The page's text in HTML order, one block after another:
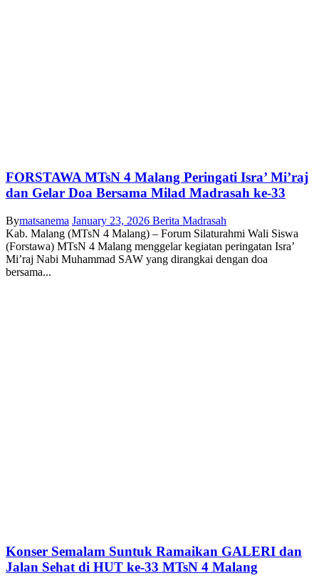
FORSTAWA MTsN 4 Malang Peringati Isra’ Mi’raj
dan Gelar Doa Bersama Milad Madrasah ke-33
Bymatsanema January 23, 2026 Berita Madrasah
Kab. Malang (MTsN 4 Malang) – Forum Silaturahmi Wali Siswa
(Forstawa) MTsN 4 Malang menggelar kegiatan peringatan Isra’
Mi’raj Nabi Muhammad SAW yang dirangkai dengan doa
bersama...
Konser Semalam Suntuk Ramaikan GALERI dan
Jalan Sehat di HUT ke-33 MTsN 4 Malang